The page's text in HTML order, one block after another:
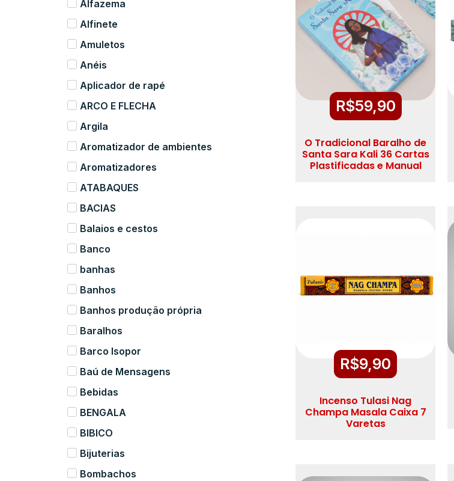
Alfazema
Alfinete
Amuletos
Anéis
Aplicador de rapé
ARCO E FLECHA
Argila
Aromatizador de ambientes
Aromatizadores
ATABAQUES
BACIAS
Balaios e cestos
Banco
banhas
Banhos
Banhos produção própria
Baralhos
Barco Isopor
Baú de Mensagens
Bebidas
BENGALA
BIBICO
Bijuterias
Bombachos
R$59,90
O Tradicional Baralho de
Santa Sara Kali 36 Cartas
Plastificadas e Manual
R$9,90
Incenso Tulasi Nag
Champa Masala Caixa 7
Varetas